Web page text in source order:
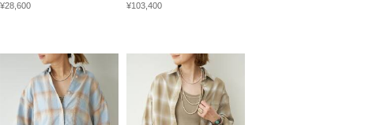
¥28,600
¥103,400